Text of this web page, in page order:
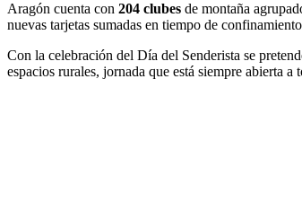
Aragón cuenta con 204 clubes de montaña
nuevas tarjetas sumadas en tiempo de
Con la celebración del Día del Senderista se
espacios rurales, jornada que está siempre abierta